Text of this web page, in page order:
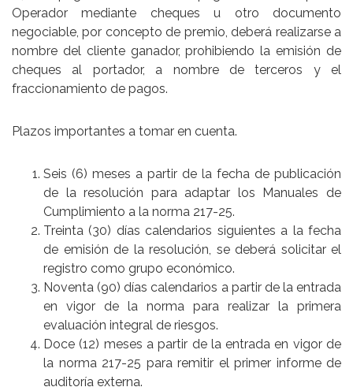
Operador mediante cheques u otro documento
negociable, por concepto de premio, deberá realizarse a
nombre del cliente ganador, prohibiendo la emisión de
cheques al portador, a nombre de terceros y el
fraccionamiento de pagos.
Plazos importantes a tomar en cuenta.
Seis (6) meses a partir de la fecha de publicación
de la resolución para adaptar los Manuales de
Cumplimiento a la norma 217-25.
Treinta (30) días calendarios siguientes a la fecha
de emisión de la resolución, se deberá solicitar el
registro como grupo económico.
Noventa (90) días calendarios a partir de la entrada
en vigor de la norma para realizar la primera
evaluación integral de riesgos.
Doce (12) meses a partir de la entrada en vigor de
la norma 217-25 para remitir el primer informe de
auditoría externa.